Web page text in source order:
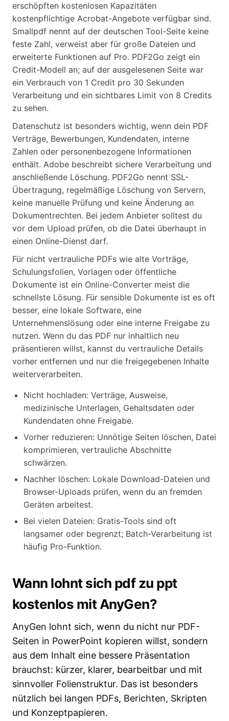
erschöpften kostenlosen Kapazitäten
kostenpflichtige Acrobat-Angebote verfügbar sind.
Smallpdf nennt auf der deutschen Tool-Seite keine
feste Zahl, verweist aber für große Dateien und
erweiterte Funktionen auf Pro. PDF2Go zeigt ein
Credit-Modell an; auf der ausgelesenen Seite war
ein Verbrauch von 1 Credit pro 30 Sekunden
Verarbeitung und ein sichtbares Limit von 8 Credits
zu sehen.
Datenschutz ist besonders wichtig, wenn dein PDF
Verträge, Bewerbungen, Kundendaten, interne
Zahlen oder personenbezogene Informationen
enthält. Adobe beschreibt sichere Verarbeitung und
anschließende Löschung. PDF2Go nennt SSL-
Übertragung, regelmäßige Löschung von Servern,
keine manuelle Prüfung und keine Änderung an
Dokumentrechten. Bei jedem Anbieter solltest du
vor dem Upload prüfen, ob die Datei überhaupt in
einen Online-Dienst darf.
Für nicht vertrauliche PDFs wie alte Vorträge,
Schulungsfolien, Vorlagen oder öffentliche
Dokumente ist ein Online-Converter meist die
schnellste Lösung. Für sensible Dokumente ist es oft
besser, eine lokale Software, eine
Unternehmenslösung oder eine interne Freigabe zu
nutzen. Wenn du das PDF nur inhaltlich neu
präsentieren willst, kannst du vertrauliche Details
vorher entfernen und nur die freigegebenen Inhalte
weiterverarbeiten.
Nicht hochladen: Verträge, Ausweise,
medizinische Unterlagen, Gehaltsdaten oder
Kundendaten ohne Freigabe.
Vorher reduzieren: Unnötige Seiten löschen, Datei
komprimieren, vertrauliche Abschnitte
schwärzen.
Nachher löschen: Lokale Download-Dateien und
Browser-Uploads prüfen, wenn du an fremden
Geräten arbeitest.
Bei vielen Dateien: Gratis-Tools sind oft
langsamer oder begrenzt; Batch-Verarbeitung ist
häufig Pro-Funktion.
Wann lohnt sich pdf zu ppt
kostenlos mit AnyGen?
AnyGen lohnt sich, wenn du nicht nur PDF-
Seiten in PowerPoint kopieren willst, sondern
aus dem Inhalt eine bessere Präsentation
brauchst: kürzer, klarer, bearbeitbar und mit
sinnvoller Folienstruktur. Das ist besonders
nützlich bei langen PDFs, Berichten, Skripten
und Konzeptpapieren.